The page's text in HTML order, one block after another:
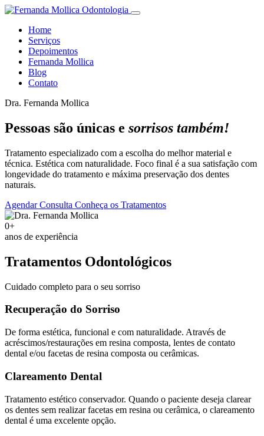
Home
Serviços
Depoimentos
Fernanda Mollica
Blog
Contato
Dra. Fernanda Mollica
Pessoas são únicas e sorrisos também!
Tratamento especializado com a escolha do melhor material e
técnica. Estética com naturalidade. Foco final é a sua satisfação com
longevidade do tratamento e máxima preservação dos dentes
naturais.
Agendar Consulta Conheça os Tratamentos
0+
anos de experiência
Tratamentos Odontológicos
Cuidado completo para o seu sorriso
Recuperação do Sorriso
De forma estética, funcional e com naturalidade. Através de
acréscimos/restaurações em resina composta, lentes de contato
dental e/ou facetas de resina composta ou cerâmicas.
Clareamento Dental
Tratamento estético conservador. Quando o paciente deseja clarear
os dentes sem realizar facetas em resina ou cerâmica, o clareamento
dental é uma excelente opção.